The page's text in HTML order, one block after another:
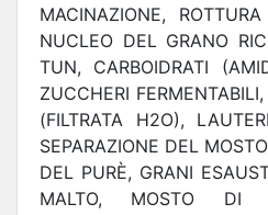
MACINAZIONE,
NUCLEO DEL GRANO
TUN, CARBOIDRATI
ZUCCHERI
(FILTRATA H2O),
SEPARAZIONE DEL
DEL PURÈ, GRANI
MALTO, MOSTO DI